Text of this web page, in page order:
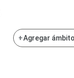
REPORT
+Agregar